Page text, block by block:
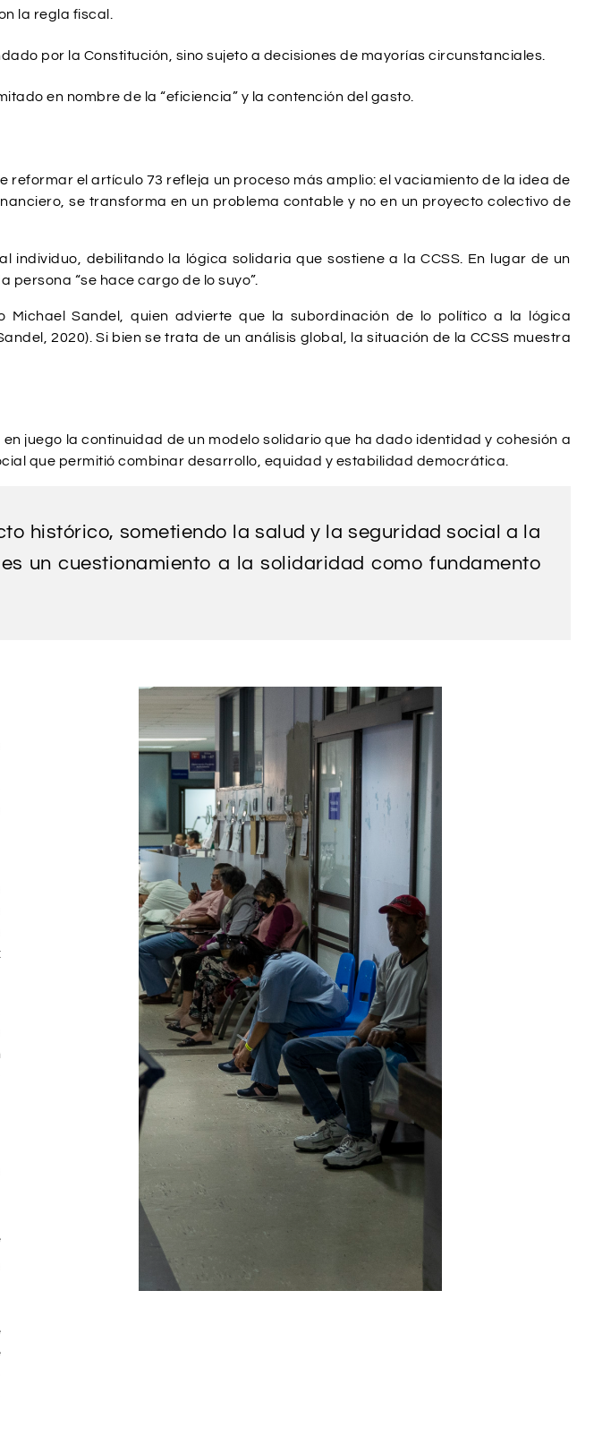
la regla fiscal.
por la Constitución, sino sujeto a decisiones de mayorías circunstanciales.
en nombre de la “eficiencia” y la contención del gasto.
el artículo 73 refleja un proceso más amplio: el vaciamiento de la idea de
se transforma en un problema contable y no en un proyecto colectivo de
debilitando la lógica solidaria que sostiene a la CCSS. En lugar de un
“se hace cargo de lo suyo”.
Sandel, quien advierte que la subordinación de lo político a la lógica
2020). Si bien se trata de un análisis global, la situación de la CCSS muestra
juego la continuidad de un modelo solidario que ha dado identidad y cohesión a
que permitió combinar desarrollo, equidad y estabilidad democrática.
histórico, sometiendo la salud y la seguridad social a la
un cuestionamiento a la solidaridad como fundamento